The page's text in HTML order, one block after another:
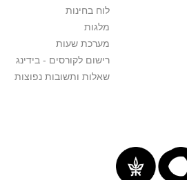
לוח בחינות
מלגות
מערכת שעות
רישום לקורסים - בידינג
שאלות ותשובות נפוצות